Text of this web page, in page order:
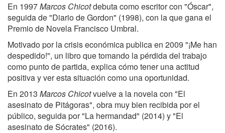
En 1997Marcos Chicotdebuta como escritor con "Óscar",
seguida de "Diario de Gordon" (1998), con la que gana el
Premio de Novela Francisco Umbral.
Motivado por la crisis económica publica en 2009 "¡Me han
despedido!", un libro que tomando la pérdida del trabajo
como punto de partida, explica cómo tener una actitud
positiva y ver esta situación como una oportunidad.
En 2013 Marcos Chicotvuelve a la novela con "El
asesinato de Pitágoras", obra muy bien recibida por el
público, seguida por "La hermandad" (2014) y "El
asesinato de Sócrates" (2016).